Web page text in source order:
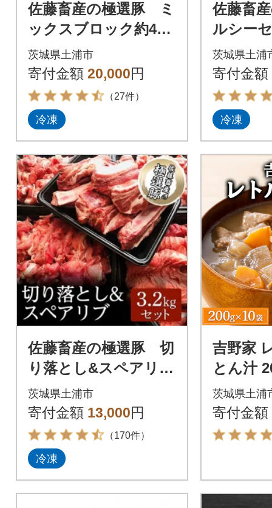
佐藤畜産の極選豚 ミ
ックスブロック約4kg
セット
茨城県土浦市
寄付金額 20,000円
（27件）
冷凍
佐藤畜
ルシー
茨城県土浦
寄付金額
冷凍
佐藤畜産の極選豚 切
り落とし&スペアリブ
合計3.2kgセット
茨城県土浦市
寄付金額 13,000円
（170件）
冷凍
吉野家
とん汁
温保存
お供の
茨城県土浦
寄付金額